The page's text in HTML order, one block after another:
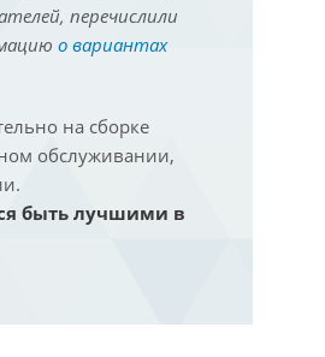
перечислили
о вариантах
на сборке
обслуживании,
быть лучшими в